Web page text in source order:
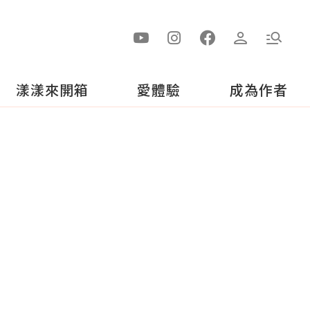
漾漾來開箱 愛體驗 成為作者